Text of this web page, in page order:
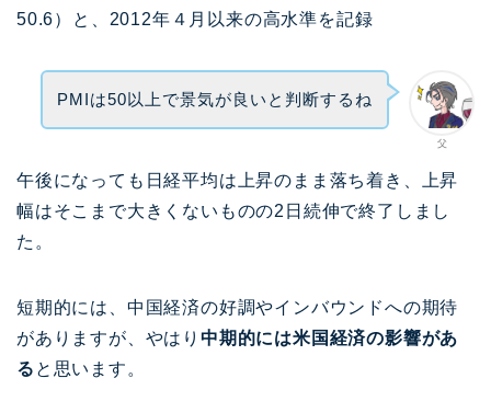
50.6）と、2012年４月以来の高水準を記録
父
PMIは50以上で景気が良いと判断するね
午後になっても日経平均は上昇のまま落ち着き、上昇
幅はそこまで大きくないものの2日続伸で終了しまし
た。
短期的には、中国経済の好調やインバウンドへの期待
がありますが、やはり 中期的には米国経済の影響があ
る と思います。